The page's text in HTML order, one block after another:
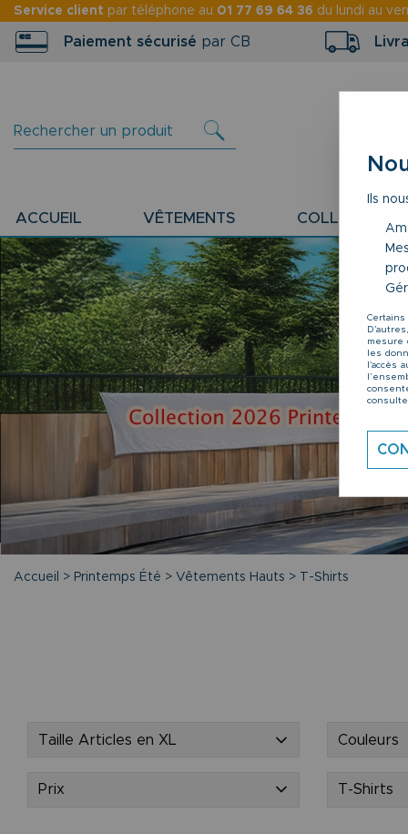
Service client par téléphone au 01 77 69 64 36 du lundi au
Paiement sécurisé par CB
ACCUEIL VÊTEMENTS COLLECTION
Accueil > Printemps Été > Vêtements Hauts > T-Shirts
Taille Articles en XL Couleurs
Prix T-Shirts
Ils
mesure
les
l'accès